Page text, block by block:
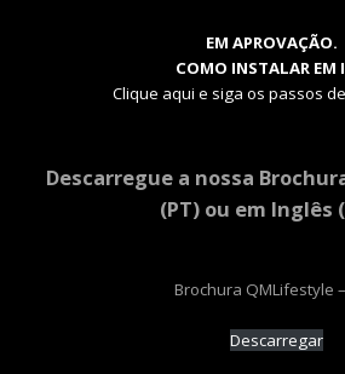
EM APROVAÇÃO.
COMO INSTALAR EM
Clique aqui e siga os passos
Descarregue a nossa
(PT) ou em Inglês
Brochura QMLifestyle
Descarregar